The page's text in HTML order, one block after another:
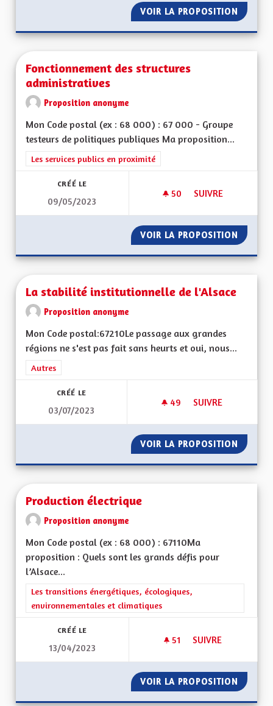
VOIR LA PROPOSITION MIEUX
Fonctionnement des structures
administratives
Proposition anonyme
Mon Code postal (ex : 68 000) : 67 000 - Groupe
testeurs de politiques publiques Ma proposition...
Filtrer les résultats de la catégorie : Les services publics en
Les services publics en proximité
CRÉÉ LE
09/05/2023
50 50 ABONNÉS
SUIVRE
VOIR LA PROPOSITION
La stabilité institutionnelle de l'Alsace
Proposition anonyme
Mon Code postal:67210Le passage aux grandes
régions ne s'est pas fait sans heurts et oui, nous...
Filtrer les résultats de la catégorie : Autres
Autres
CRÉÉ LE
03/07/2023
49 49 ABONNÉS
SUIVRE
VOIR LA PROPOSITION LA
Production électrique
Proposition anonyme
Mon Code postal (ex : 68 000) : 67110Ma
proposition : Quels sont les grands défis pour
l’Alsace...
Filtrer les résultats de la catégorie : Les transitions
Les transitions énergétiques, écologiques,
environnementales et climatiques
CRÉÉ LE
13/04/2023
51 51 ABONNÉS
SUIVRE
VOIR LA PROPOSITION